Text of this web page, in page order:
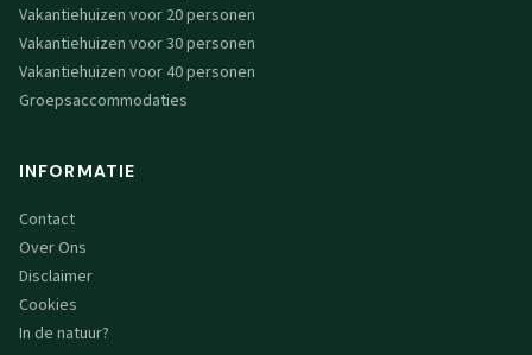
Vakantiehuizen voor 20 personen
Vakantiehuizen voor 30 personen
Vakantiehuizen voor 40 personen
Groepsaccommodaties
INFORMATIE
Contact
Over Ons
Disclaimer
Cookies
In de natuur?